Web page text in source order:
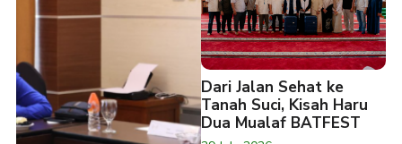
Dari Jalan Sehat ke
Tanah Suci, Kisah Haru
Dua Mualaf BATFEST